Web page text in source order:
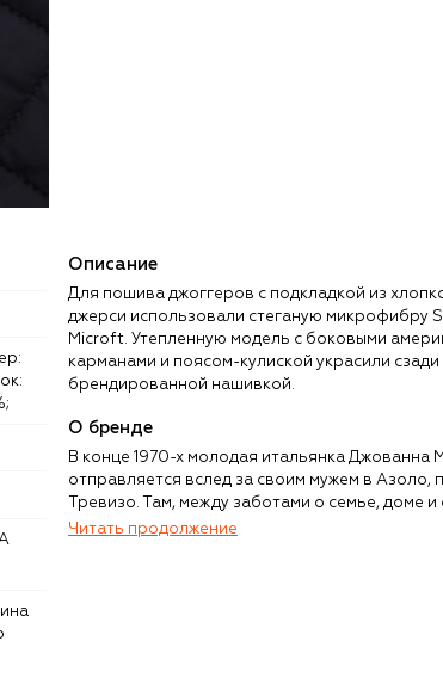
Описание
Для пошива джоггеров с подкладкой из
джерси использовали стеганую микрофибру
Microft. Утепленную модель с боковыми
карманами и поясом-кулиской украсили сзади
брендированной нашивкой.
О бренде
В конце 1970-х молодая итальянка Джованна
отправляется вслед за своим мужем в Азоло,
Тревизо. Там, между заботами о семье, доме и
успевает шить — сначала пеленки и
Читать продолжение